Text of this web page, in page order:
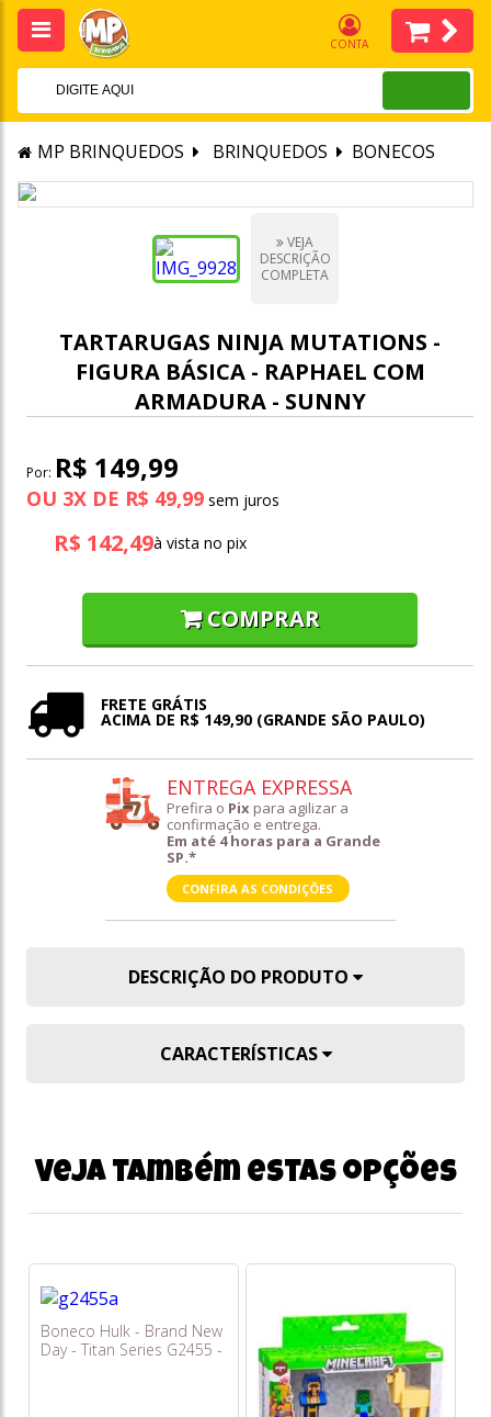
CONTA
MP BRINQUEDOS BRINQUEDOS BONECOS
VEJA
DESCRIÇÃO
COMPLETA
TARTARUGAS NINJA MUTATIONS -
FIGURA BÁSICA - RAPHAEL COM
ARMADURA - SUNNY
Por: R$ 149,99
OU 3X DE R$ 49,99
R$ 142,49à vista no pix
COMPRAR
FRETE GRÁTIS
ACIMA DE R$ 149,90 (GRANDE SÃO PAULO)
ENTREGA EXPRESSA
Prefira o Pix para agilizar a
confirmação e entrega.
Em até 4 horas para a Grande
SP.*
CONFIRA AS CONDIÇÕES
DESCRIÇÃO DO PRODUTO
CARACTERÍSTICAS
Veja também estas opções
Boneco Hulk - Brand New
Day - Titan Series G2455 -